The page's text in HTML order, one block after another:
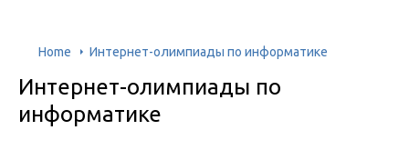
Home Интернет-олимпиады по информатике
Интернет-олимпиады по
информатике